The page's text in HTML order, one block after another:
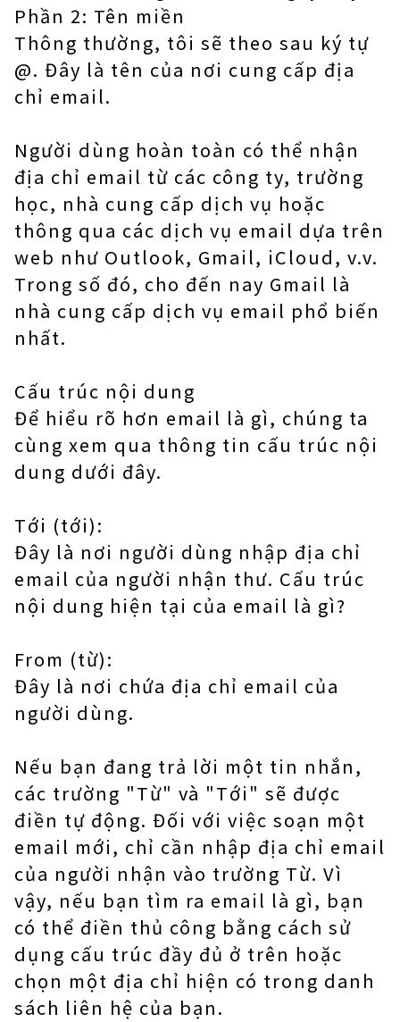
Phần 2: Tên miền
Thông thường, tôi sẽ theo sau ký tự
@. Đây là tên của nơi cung cấp địa
chỉ email.
Người dùng hoàn toàn có thể nhận
địa chỉ email từ các công ty, trường
học, nhà cung cấp dịch vụ hoặc
thông qua các dịch vụ email dựa trên
web như Outlook, Gmail, iCloud, v.v.
Trong số đó, cho đến nay Gmail là
nhà cung cấp dịch vụ email phổ biến
nhất.
Cấu trúc nội dung
Để hiểu rõ hơn email là gì, chúng ta
cùng xem qua thông tin cấu trúc nội
dung dưới đây.
Tới (tới):
Đây là nơi người dùng nhập địa chỉ
email của người nhận thư. Cấu trúc
nội dung hiện tại của email là gì?
From (từ):
Đây là nơi chứa địa chỉ email của
người dùng.
Nếu bạn đang trả lời một tin nhắn,
các trường "Từ" và "Tới" sẽ được
điền tự động. Đối với việc soạn một
email mới, chỉ cần nhập địa chỉ email
của người nhận vào trường Từ. Vì
vậy, nếu bạn tìm ra email là gì, bạn
có thể điền thủ công bằng cách sử
dụng cấu trúc đầy đủ ở trên hoặc
chọn một địa chỉ hiện có trong danh
sách liên hệ của bạn.